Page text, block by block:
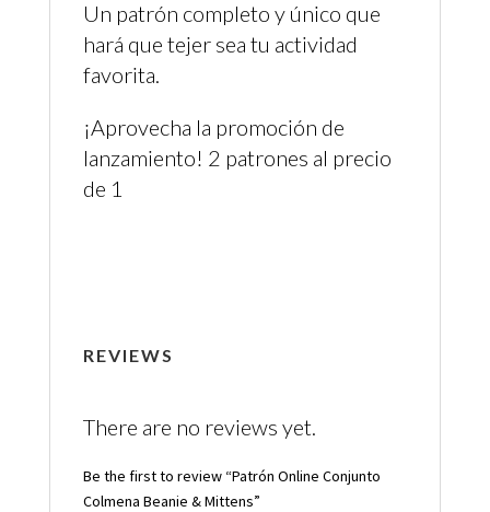
Un patrón completo y único que
hará que tejer sea tu actividad
favorita.
¡Aprovecha la promoción de
lanzamiento! 2 patrones al precio
de 1
REVIEWS
There are no reviews yet.
Be the first to review “Patrón Online Conjunto
Colmena Beanie & Mittens”